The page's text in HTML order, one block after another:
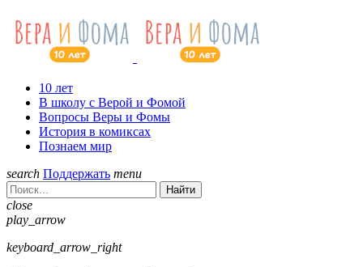
10 лет
В школу с Верой и Фомой
Вопросы Веры и Фомы
История в комиксах
Познаем мир
search Поддержать menu
Найти
close
play_arrow
keyboard_arrow_right